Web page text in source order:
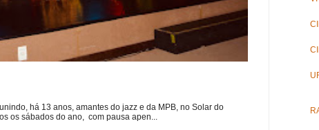
há 13 anos, amantes do jazz e da MPB, no Solar do
os sábados do ano, com pausa apen...